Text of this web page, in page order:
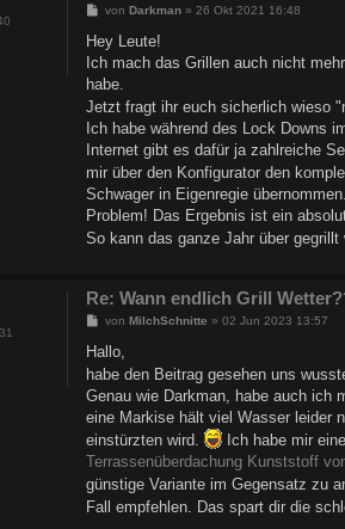
B
i
r
a
vonDarkman »26 Okt 2021 16:48
Hey Leute!
Ich mach das Grillen auch nicht
habe.
Jetzt fragt ihr euch sicherlich wieso
Ich habe während des Lock Downs
Internet gibt es dafür ja zahlreiche
mir über den Konfigurator den
Schwager in Eigenregie
Problem! Das Ergebnis ist ein
So kann das ganze Jahr über
Re: Wann endlich Grill
B
i
r
a
von MilchSchnitte »02 Jun 2023 13:57
Hallo,
habe den Beitrag gesehen uns
Genau wie Darkman, habe auch ich
eine Markise hält viel Wasser leider
einstürzten wird.
Ich habe mir
Terrassenüberdachung Kunststoff
günstige Variante im Gegensatz zu
Fall empfehlen. Das spart dir die